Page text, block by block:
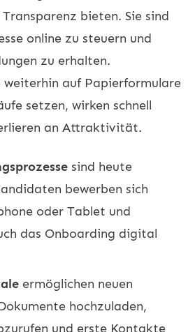
bieten. Sie sind
online zu steuern und
zu erhalten.
weiterhin auf Papierformulare
setzen, wirken schnell
an Attraktivität.
sind heute
bewerben sich
oder Tablet und
das Onboarding digital
ermöglichen neuen
hochzuladen,
und erste Kontakte